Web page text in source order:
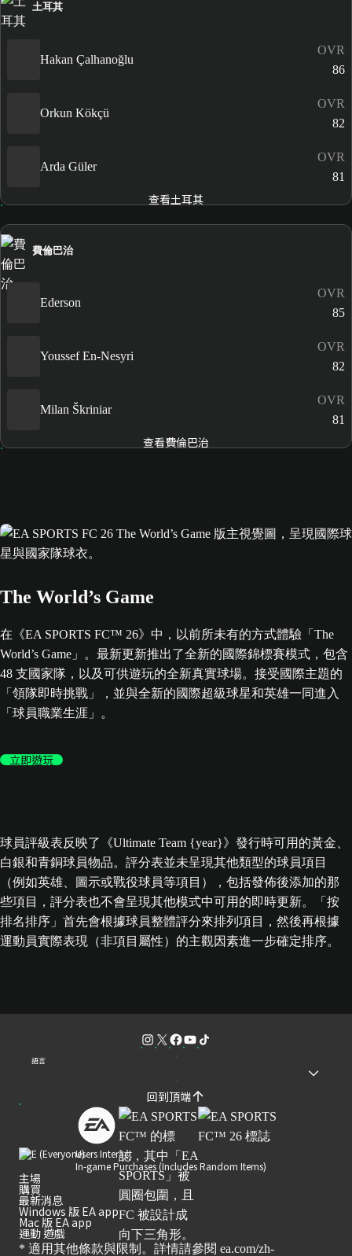
土耳其
Hakan Çalhanoğlu
OVR
86
Orkun Kökçü
OVR
82
Arda Güler
OVR
81
查看土耳其
費倫巴治
Ederson
OVR
85
Youssef En-Nesyri
OVR
82
Milan Škriniar
OVR
81
查看費倫巴治
The World’s Game
在《EA SPORTS FC™ 26》中，以前所未有的方式體驗「The
World’s Game」。最新更新推出了全新的國際錦標賽模式，包含
48 支國家隊，以及可供遊玩的全新真實球場。接受國際主題的
「領隊即時挑戰」，並與全新的國際超級球星和英雄一同進入
「球員職業生涯」。
立即遊玩
球員評級表反映了《Ultimate Team {year}》發行時可用的黃金、
白銀和青銅球員物品。評分表並未呈現其他類型的球員項目
（例如英雄、圖示或戰役球員等項目），包括發佈後添加的那
些項目，評分表也不會呈現其他模式中可用的即時更新。「按
排名排序」首先會根據球員整體評分來排列項目，然後再根據
運動員實際表現（非項目屬性）的主觀因素進一步確定排序。
語言
回到頂端
Users Interact
In-game Purchases (Includes Random Items)
主場
購買
最新消息
Windows 版 EA app
Mac 版 EA app
運動 遊戲
* 適用其他條款與限制。詳情請參閱 ea.com/zh-